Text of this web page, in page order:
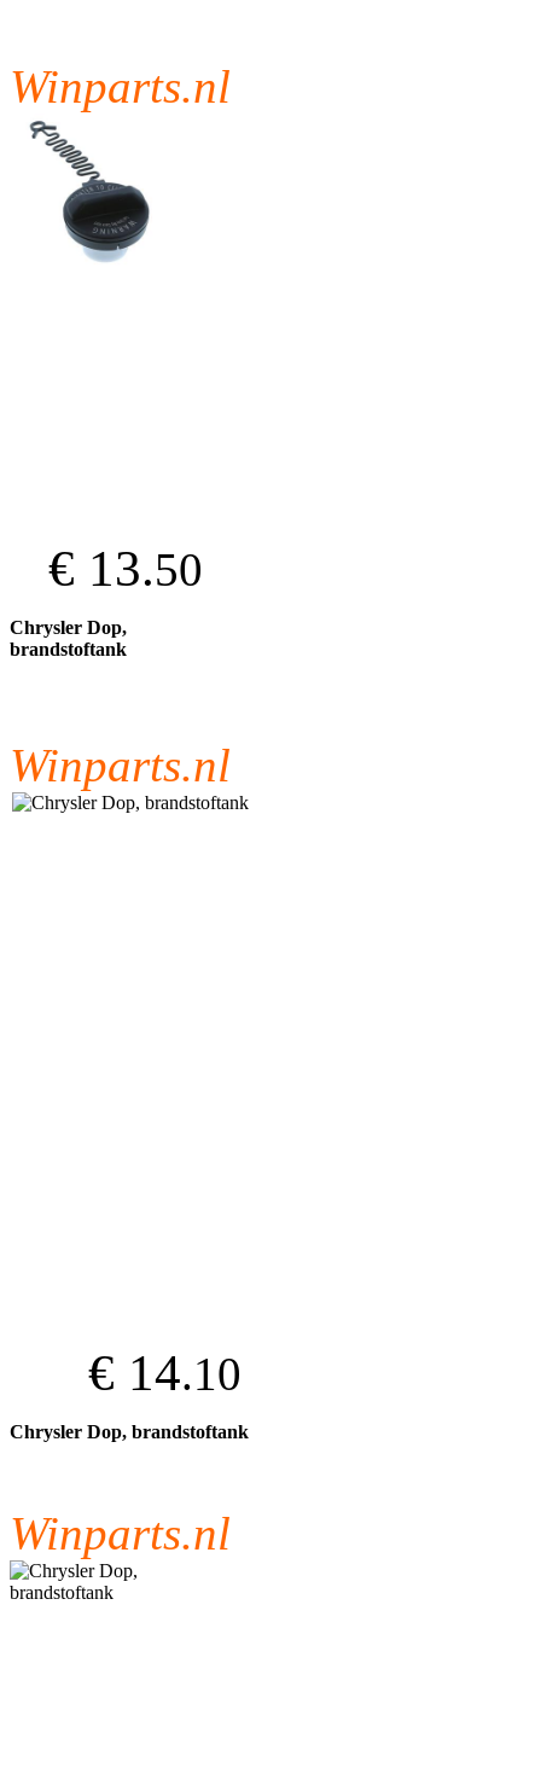
Winparts.nl
€ 13.50
Chrysler Dop,
brandstoftank
Winparts.nl
€ 14.10
Chrysler Dop, brandstoftank
Winparts.nl